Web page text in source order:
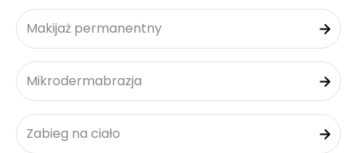
Makijaż permanentny
Mikrodermabrazja
Zabieg na ciało